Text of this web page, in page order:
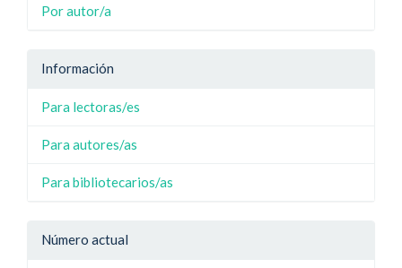
Por autor/a
Información
Para lectoras/es
Para autores/as
Para bibliotecarios/as
Número actual